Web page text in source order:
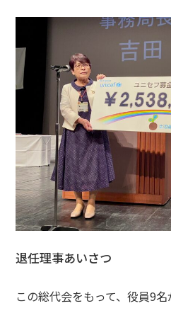
退任理事あいさつ
この総代会をもって、役員9名